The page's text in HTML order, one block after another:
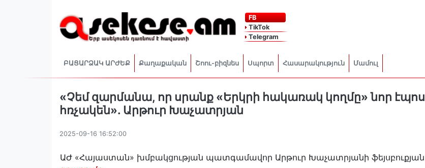
FB
TikTok
Telegram
ԲԱՑԱՐՁԱԿ ԱՐԺԵՔ Քաղաքական Շոու-բիզնես Սպորտ Հասարակություն Մամուլ
«Չեմ զարմանա, որ սրանք «Երկրի հակառակ կողմը» նոր էպոս
հռչակեն». Արթուր Խաչատրյան
2025-09-16 16:52:00
ԱԺ «Հայաստան» խմբակցության պատգամավոր Արթուր Խաչատրյանի ֆեյսբուքյան